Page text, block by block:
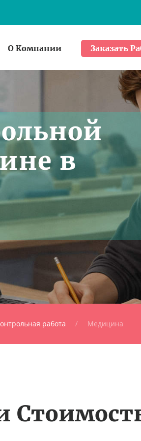
О Компании Заказать
в
работа Медицина